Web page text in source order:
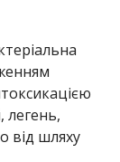
від шляху